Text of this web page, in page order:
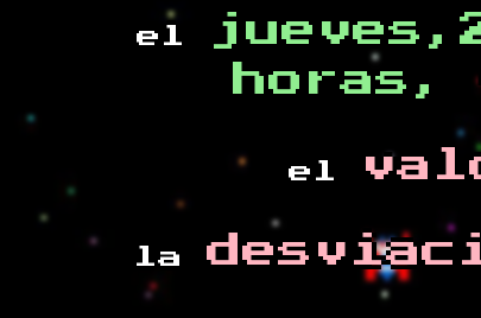
el
horas,
el
la